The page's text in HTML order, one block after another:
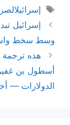
الوسوم
إسرائيل
وسط سخط
هذه ترجمة
أسطول بن غفير
الدولارات —